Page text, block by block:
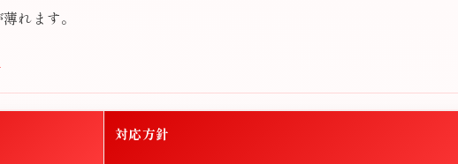
れます。
対応方針